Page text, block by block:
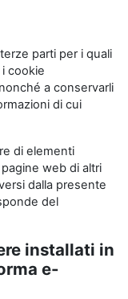
parti per i quali
cookie
a conservarli
di cui
di elementi
web di altri
dalla presente
del
installati in
e-